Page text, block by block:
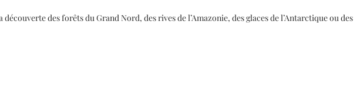
des forêts du Grand Nord, des rives de l’Amazonie, des glaces de l’Antarctique ou des